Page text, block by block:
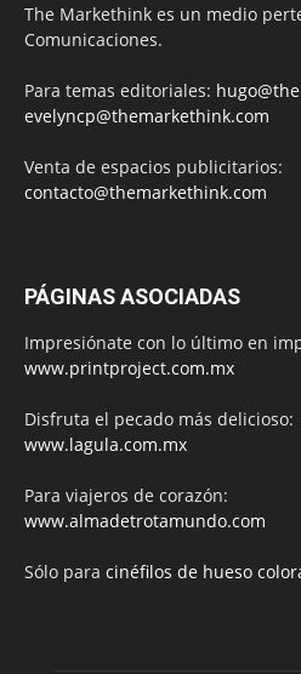
The Markethink es un medio
Comunicaciones.
Para temas editoriales:
evelyncp@themarkethink.com
Venta de espacios publicitarios:
contacto@themarkethink.com
PÁGINAS ASOCIADAS
Impresiónate con lo último en
www.printproject.com.mx
Disfruta el pecado más delicioso:
www.lagula.com.mx
Para viajeros de corazón:
www.almadetrotamundo.com
Sólo para cinéfilos de hueso